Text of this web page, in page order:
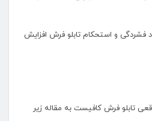
فشردگی و استحکام تابلو فرش افزایش
تابلو فرش کافیست به مقاله زیر